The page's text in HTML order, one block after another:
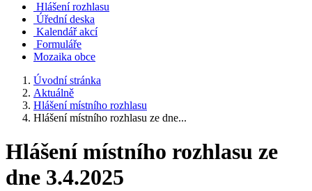
Hlášení rozhlasu
Úřední deska
Kalendář akcí
Formuláře
Mozaika obce
Úvodní stránka
Aktuálně
Hlášení místního rozhlasu
Hlášení místního rozhlasu ze dne...
Hlášení místního rozhlasu ze
dne 3.4.2025